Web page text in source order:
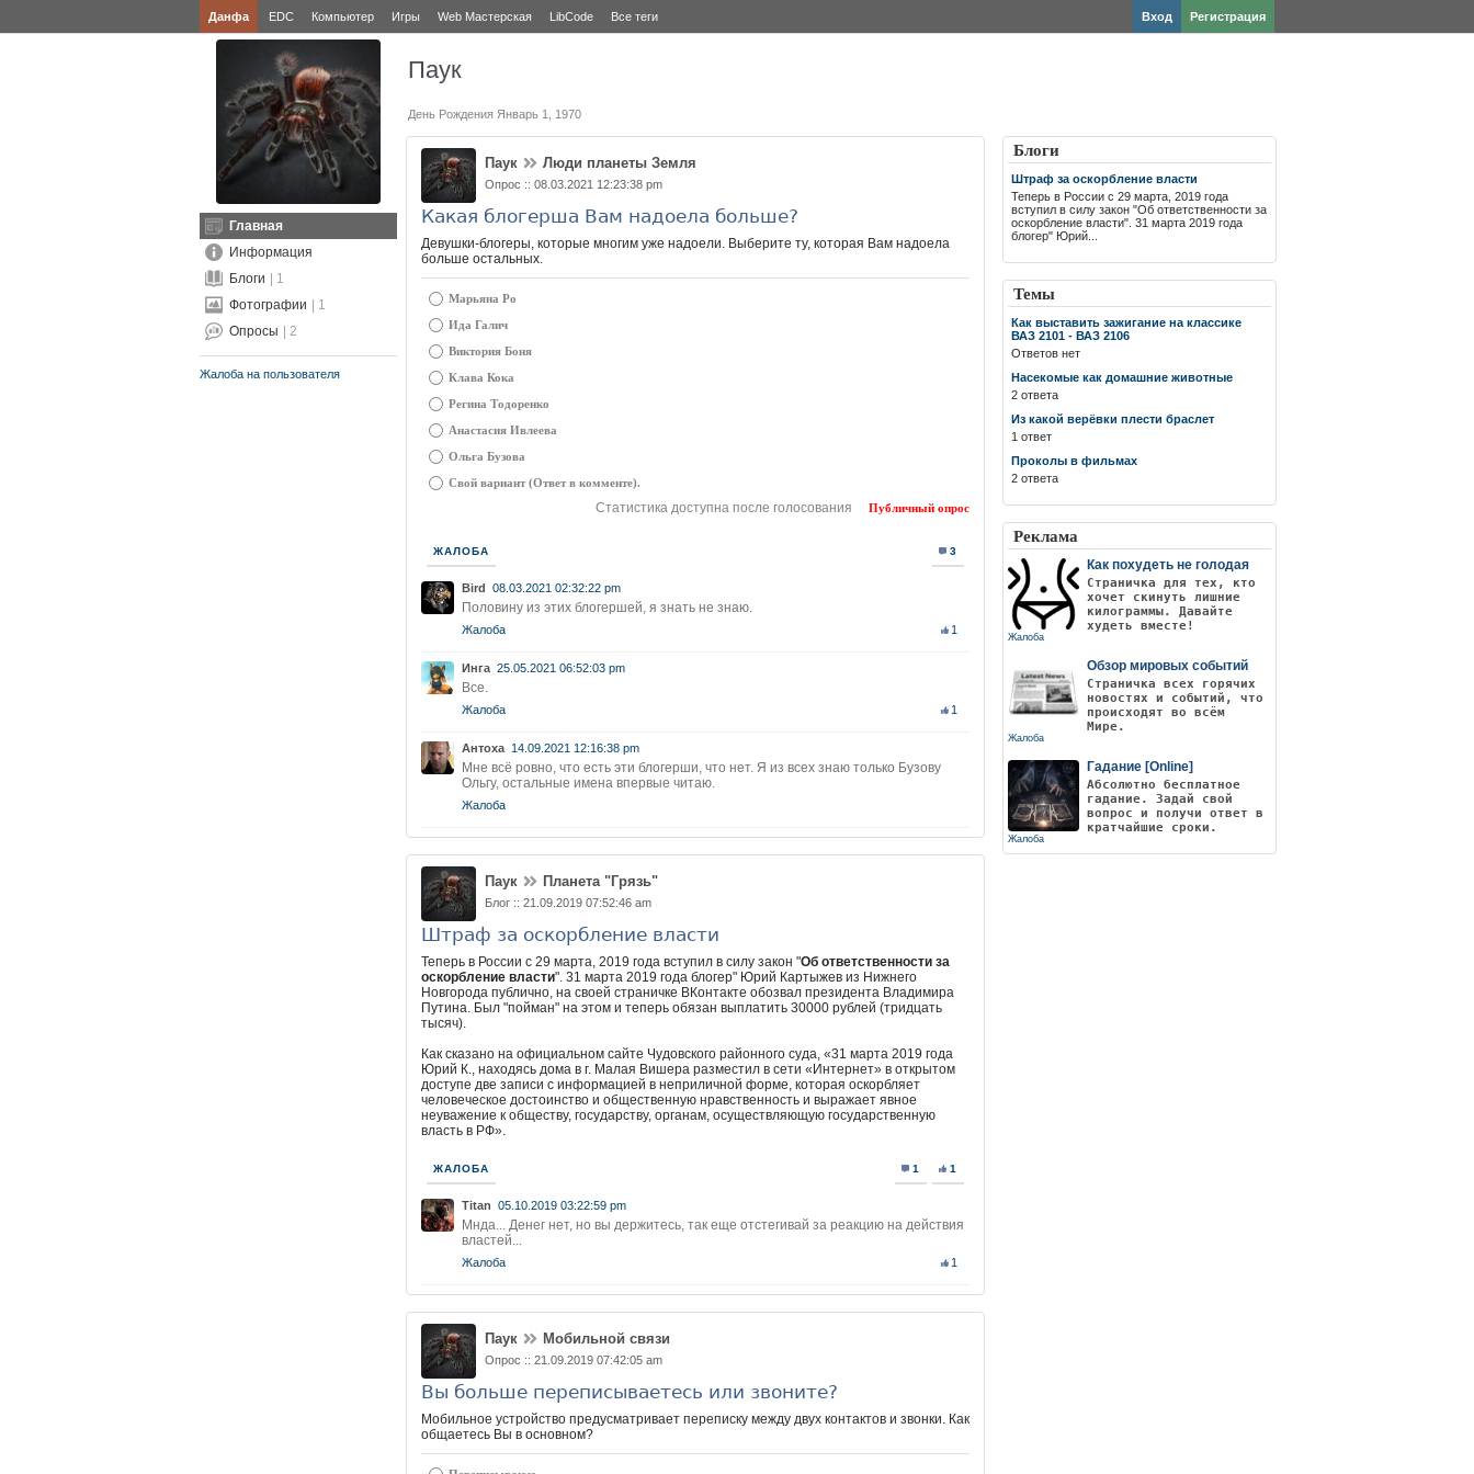
Данфа EDC Компьютер Игры Web Мастерская LibCode Все теги Регистрация
Вход
Главная
Информация
Блоги
| 1
Фотографии
| 1
Опросы
| 2
Жалоба на пользователя
Паук
День Рождения Январь 1, 1970
Паук Люди планеты Земля
Опрос :: 08.03.2021 12:23:38 pm
Какая блогерша Вам надоела больше?
Девушки-блогеры, которые многим уже надоели. Выберите ту, которая Вам надоела
больше остальных.
Марьяна Ро
Ида Галич
Виктория Боня
Клава Кока
Регина Тодоренко
Анастасия Ивлеева
Ольга Бузова
Свой вариант (Ответ в комменте).
Статистика доступна после голосования Публичный опрос
ЖАЛОБА 3
Bird 08.03.2021 02:32:22 pm
Половину из этих блогершей, я знать не знаю.
Жалоба 1
Инга 25.05.2021 06:52:03 pm
Все.
Жалоба 1
Антоха 14.09.2021 12:16:38 pm
Мне всё ровно, что есть эти блогерши, что нет. Я из всех знаю только Бузову
Ольгу, остальные имена впервые читаю.
Жалоба
Паук Планета "Грязь"
Блог :: 21.09.2019 07:52:46 am
Штраф за оскорбление власти
Теперь в России с 29 марта, 2019 года вступил в силу закон "Об ответственности за
оскорбление власти". 31 марта 2019 года блогер" Юрий Картыжев из Нижнего
Новгорода публично, на своей страничке ВКонтакте обозвал президента Владимира
Путина. Был "пойман" на этом и теперь обязан выплатить 30000 рублей (тридцать
тысяч).
Как сказано на официальном сайте Чудовского районного суда, «31 марта 2019 года
Юрий К., находясь дома в г. Малая Вишера разместил в сети «Интернет» в открытом
доступе две записи с информацией в неприличной форме, которая оскорбляет
человеческое достоинство и общественную нравственность и выражает явное
неуважение к обществу, государству, органам, осуществляющую государственную
власть в РФ».
ЖАЛОБА 1 1
Titan 05.10.2019 03:22:59 pm
Мнда... Денег нет, но вы держитесь, так еще отстегивай за реакцию на действия
властей...
Жалоба 1
Паук Мобильной связи
Опрос :: 21.09.2019 07:42:05 am
Вы больше переписываетесь или звоните?
Мобильное устройство предусматривает переписку между двух контактов и звонки. Как
общаетесь Вы в основном?
Блоги
Штраф за оскорбление власти
Теперь в России с 29 марта, 2019 года
вступил в силу закон "Об ответственности за
оскорбление власти". 31 марта 2019 года
блогер" Юрий...
Темы
Как выставить зажигание на классике
ВАЗ 2101 - ВАЗ 2106
Ответов нет
Насекомые как домашние животные
2 ответа
Из какой верёвки плести браслет
1 ответ
Проколы в фильмах
2 ответа
Реклама
Как похудеть не голодая
Страничка для тех, кто
хочет скинуть лишние
килограммы. Давайте
худеть вместе!
Жалоба
Обзор мировых событий
Страничка всех горячих
новостях и событий, что
происходят во всём
Мире.
Жалоба
Гадание [Online]
Абсолютно бесплатное
гадание. Задай свой
вопрос и получи ответ в
кратчайшие сроки.
Жалоба